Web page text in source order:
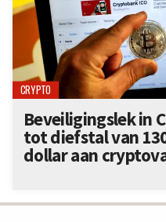
CRYPTO
Beveiligingslek in
tot diefstal van
dollar aan